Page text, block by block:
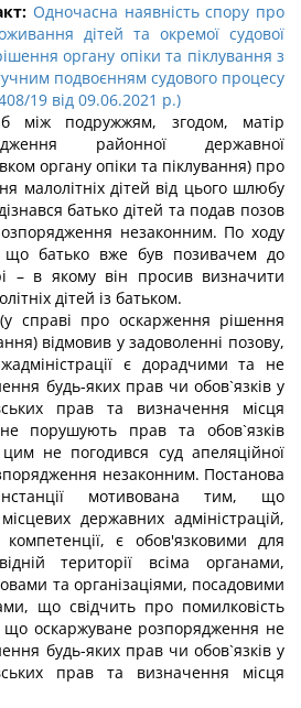
Одночасна наявність спору про
дітей та окремої судової
органу опіки та піклування з
подвоєнням судового процесу
19 від 09.06.2021 р.)
між подружжям, згодом, матір
районної державної
органу опіки та піклування) про
малолітніх дітей від цього шлюбу
батько дітей та подав позов
незаконним. По ходу
що батько вже був позивачем до
– в якому він просив визначити
дітей із батьком.
справі про оскарження рішення
відмовив у задоволенні позову,
є дорадчими та не
будь-яких прав чи обов`язків у
прав та визначення місця
порушують прав та обов`язків
не погодився суд апеляційної
незаконним. Постанова
мотивована тим, що
державних адміністрацій,
є обов'язковими для
території всіма органами,
та організаціями, посадовими
що свідчить про помилковість
що оскаржуване розпорядження не
будь-яких прав чи обов`язків у
прав та визначення місця